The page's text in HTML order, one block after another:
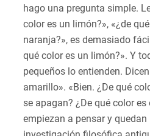
hago una pregunta simple.
color es un limón?», «¿de
naranja?», es demasiado
qué color es un limón?». Y
pequeños lo entienden.
amarillo». «Bien. ¿De qué
se apagan? ¿De qué color
empiezan a pensar y